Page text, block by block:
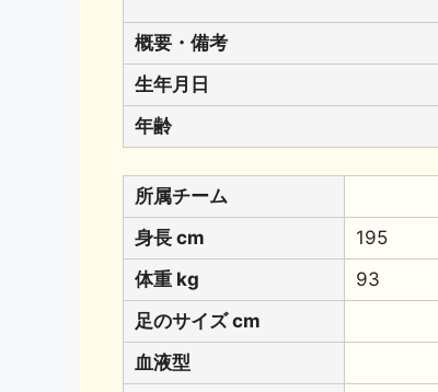
概要・備考
生年月日
年齢
所属チーム
身長 cm
195
体重 kg
93
足のサイズ cm
血液型